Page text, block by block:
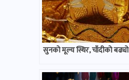
सुनको मूल्य स्थिर, चाँदीको बढ्यो